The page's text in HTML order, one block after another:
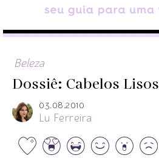
Beleza
Dossiê: Cabelos Lisos
03.08.2010
Lu Ferreira